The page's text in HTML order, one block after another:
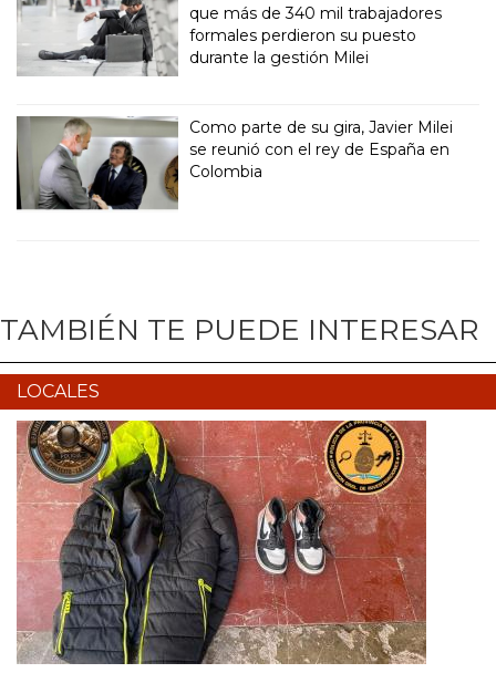
que más de 340 mil trabajadores
formales perdieron su puesto
durante la gestión Milei
Como parte de su gira, Javier Milei
se reunió con el rey de España en
Colombia
TAMBIÉN TE PUEDE INTERESAR
LOCALES